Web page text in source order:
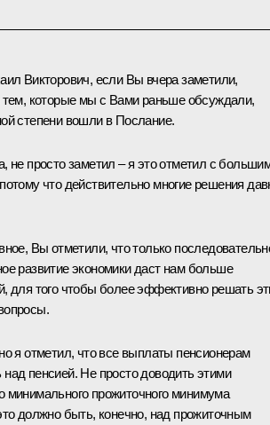
Викторович, если Вы вчера заметили,
тем, которые мы с Вами раньше обсуждали,
степени вошли в Послание.
не просто заметил – я это отметил с
что действительно многие решения
Вы отметили, что только
развитие экономики даст нам больше
для того чтобы более эффективно решать
я отметил, что все выплаты пенсионерам
пенсией. Не просто доводить этими
минимального прожиточного минимума
должно быть, конечно, над прожиточным